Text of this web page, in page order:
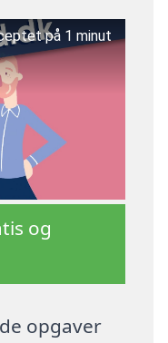
på 1 minut
og
opgaver